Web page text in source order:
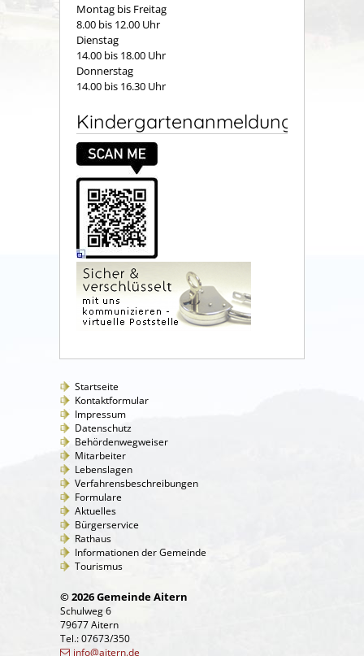
Montag bis Freitag
8.00 bis 12.00 Uhr
Dienstag
14.00 bis 18.00 Uhr
Donnerstag
14.00 bis 16.30 Uhr
Kindergartenanmeldung
Startseite
Kontaktformular
Impressum
Datenschutz
Behördenwegweiser
Mitarbeiter
Lebenslagen
Verfahrensbeschreibungen
Formulare
Aktuelles
Bürgerservice
Rathaus
Informationen der Gemeinde
Tourismus
© 2026 Gemeinde Aitern
Schulweg 6
79677 Aitern
Tel.: 07673/350
info@aitern.de